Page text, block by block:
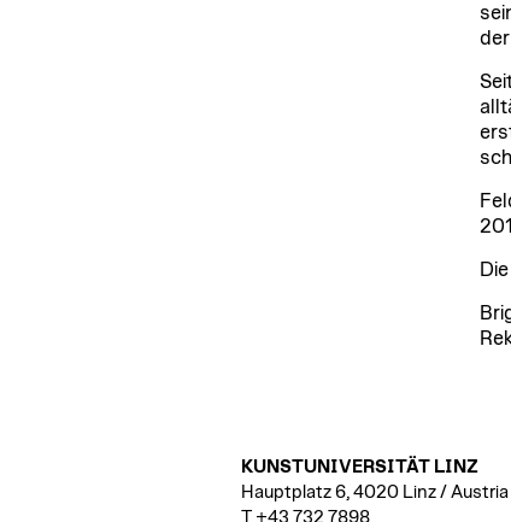
KUNSTUNIVERSITÄT LINZ
Hauptplatz 6, 4020 Linz / Austria
T +43 732 7898